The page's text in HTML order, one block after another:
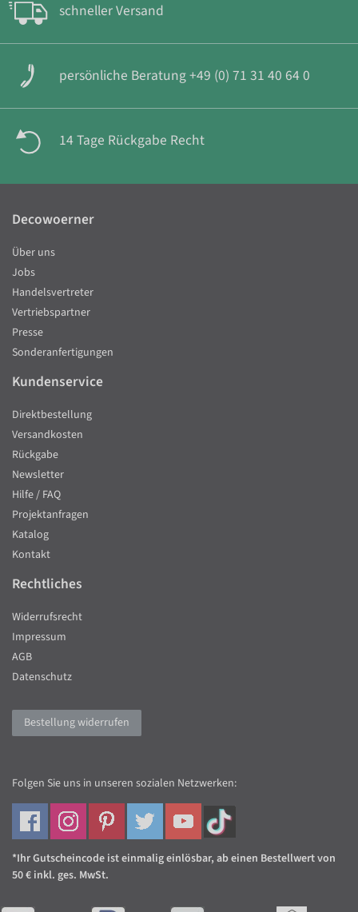
schneller Versand
persönliche Beratung +49 (0) 71 31 40 64 0
14 Tage Rückgabe Recht
Decowoerner
Über uns
Jobs
Handelsvertreter
Vertriebspartner
Presse
Sonderanfertigungen
Kundenservice
Direktbestellung
Versandkosten
Rückgabe
Newsletter
Hilfe / FAQ
Projektanfragen
Katalog
Kontakt
Rechtliches
Widerrufsrecht
Impressum
AGB
Datenschutz
Bestellung widerrufen
Folgen Sie uns in unseren sozialen Netzwerken:
*Ihr Gutscheincode ist einmalig einlösbar, ab einen Bestellwert von
50 € inkl. ges. MwSt.